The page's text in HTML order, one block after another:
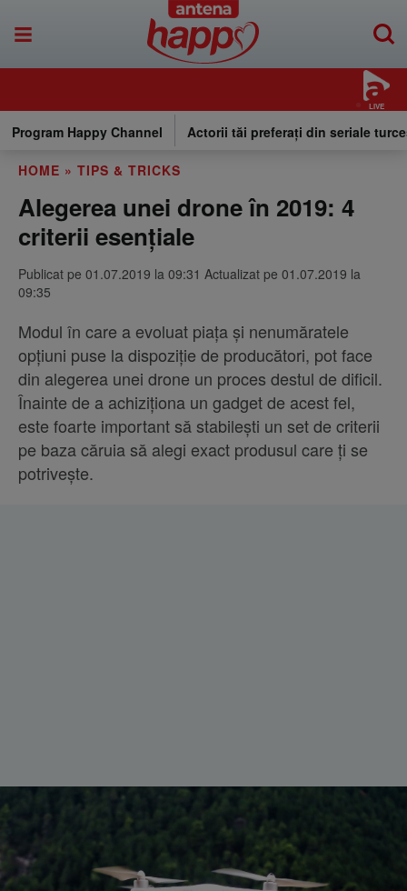
LIVE
Program Happy Channel Actorii tăi preferați din seriale
HOME » TIPS & TRICKS
Alegerea unei drone în 2019: 4
criterii esențiale
Publicat pe 01.07.2019 la 09:31 Actualizat pe 01.07.2019 la
09:35
Modul în care a evoluat piața și nenumăratele
opțiuni puse la dispoziție de producători, pot face
din alegerea unei drone un proces destul de dificil.
Înainte de a achiziționa un gadget de acest fel,
este foarte important să stabilești un set de criterii
pe baza căruia să alegi exact produsul care ți se
potrivește.